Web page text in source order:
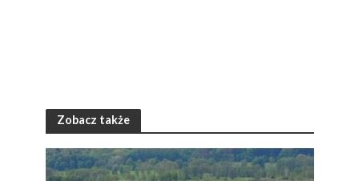
Zobacz także